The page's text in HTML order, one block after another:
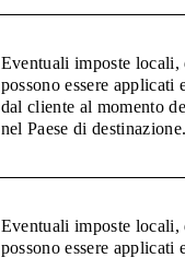
Eventuali imposte locali,
possono essere applicati
dal cliente al momento
nel Paese di destinazione.
Eventuali imposte locali,
possono essere applicati